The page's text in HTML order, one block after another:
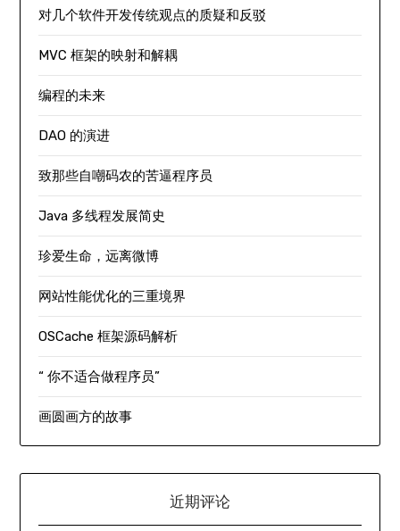
对几个软件开发传统观点的质疑和反驳
MVC 框架的映射和解耦
编程的未来
DAO 的演进
致那些自嘲码农的苦逼程序员
Java 多线程发展简史
珍爱生命，远离微博
网站性能优化的三重境界
OSCache 框架源码解析
“ 你不适合做程序员”
画圆画方的故事
近期评论